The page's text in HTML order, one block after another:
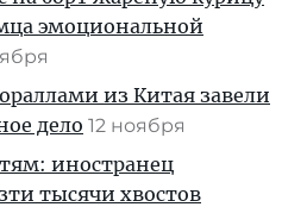
эмоциональной
из Китая завели
дело 12 ноября
иностранец
тысячи хвостов